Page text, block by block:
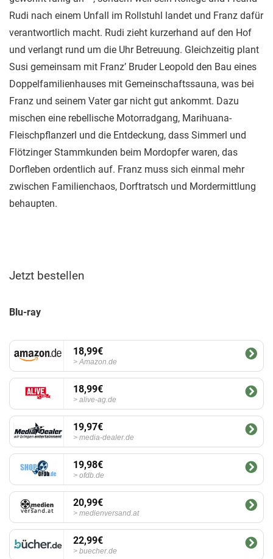
Rudi nach einem Unfall im Rollstuhl landet und Franz dafür
verantwortlich macht. Rudi zieht kurzerhand auf den Hof
und verlangt rund um die Uhr Betreuung. Gleichzeitig plant
Susi gemeinsam mit Franz’ Bruder Leopold den Bau eines
Doppelfamilienhauses mit Gemeinschaftssauna, was bei
Franz und seinem Vater gar nicht gut ankommt. Dazu
mischen eine rebellische Motorradgang, Marihuana-
Fleischpflanzerl und die Entdeckung, dass Simmerl und
Flötzinger Stammkunden beim Mordopfer waren, das
Dorfleben ordentlich auf. Franz muss sich einmal mehr
zwischen Familienchaos, Dorftratsch und Mordermittlung
behaupten.
Jetzt bestellen
Blu-ray
18,99€
Amazon.de
18,99€
alive-ag.de
19,97€
media-dealer.de
19,98€
ofdb.de
20,99€
medienversand.at
22,99€
buecher.de